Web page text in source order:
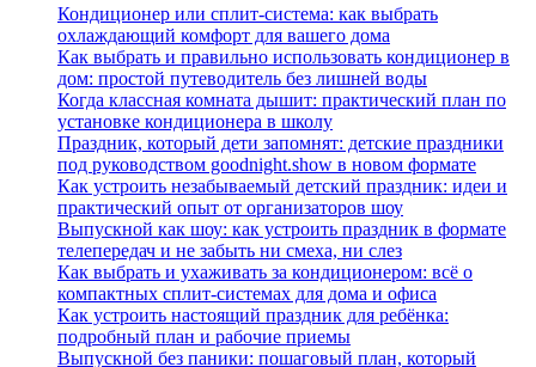
Кондиционер или сплит-система: как выбрать
охлаждающий комфорт для вашего дома
Как выбрать и правильно использовать кондиционер в
дом: простой путеводитель без лишней воды
Когда классная комната дышит: практический план по
установке кондиционера в школу
Праздник, который дети запомнят: детские праздники
под руководством goodnight.show в новом формате
Как устроить незабываемый детский праздник: идеи и
практический опыт от организаторов шоу
Выпускной как шоу: как устроить праздник в формате
телепередач и не забыть ни смеха, ни слез
Как выбрать и ухаживать за кондиционером: всё о
компактных сплит-системах для дома и офиса
Как устроить настоящий праздник для ребёнка:
подробный план и рабочие приемы
Выпускной без паники: пошаговый план, который